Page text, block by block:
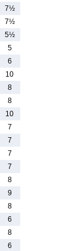
7½
7½
5½
5
6
10
8
8
10
7
7
7
7
8
9
8
6
8
6